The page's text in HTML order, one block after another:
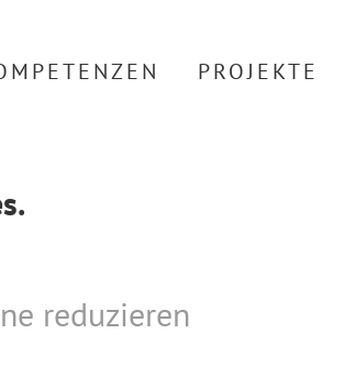
PROJEKTE
reduzieren